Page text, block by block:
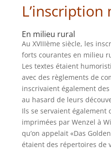
L’inscription
En milieu rural
Au XVIIIème siècle, les
forts courantes en milieu
Les textes étaient
avec des règlements de
inscrivaient également
au hasard de leurs
Ils se servaient également
imprimées par Wenzel à
qu’on appelait «Das
étaient des répertoires de